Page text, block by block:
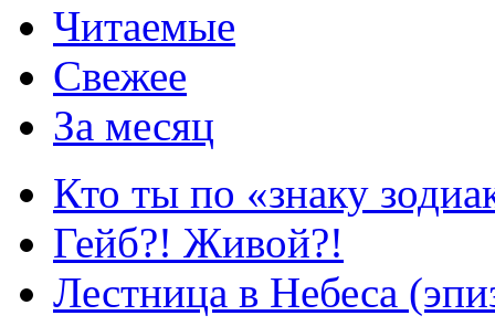
Читаемые
Свежее
За месяц
Кто ты по «знаку
Гейб?! Живой?!
Лестница в Небеса